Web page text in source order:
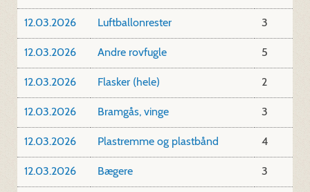
12.03.2026 Luftballonrester 3
12.03.2026 Andre rovfugle 5
12.03.2026 Flasker (hele) 2
12.03.2026 Bramgås, vinge 3
12.03.2026 Plastremme og plastbånd 4
12.03.2026 Bægere 3